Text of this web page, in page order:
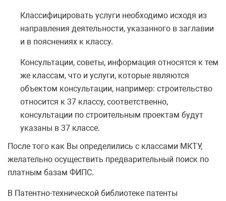
Классифицировать услуги необходимо исходя из
направления деятельности, указанного в заглавии
и в пояснениях к классу.
Консультации, советы, информация относятся к тем
же классам, что и услуги, которые являются
объектом консультации, например: строительство
относится к 37 классу, соответственно,
консультации по строительным проектам будут
указаны в 37 классе.
После того как Вы определились с классами МКТУ,
желательно осуществить предварительный поиск по
платным базам ФИПС.
В Патентно-технической библиотеке патенты